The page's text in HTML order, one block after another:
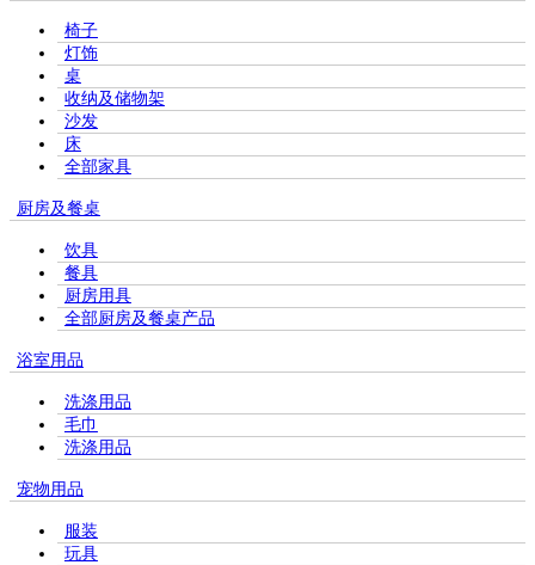
椅子
灯饰
桌
收纳及储物架
沙发
床
全部家具
厨房及餐桌
饮具
餐具
厨房用具
全部厨房及餐桌产品
浴室用品
洗涤用品
毛巾
洗涤用品
宠物用品
服装
玩具